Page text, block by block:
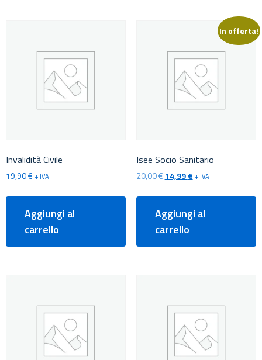
Invalidità Civile
19,90€ + IVA
Aggiungi al
carrello
In offerta!
Isee Socio Sanitario
20,00€ 14,99€ + IVA
Aggiungi al
carrello